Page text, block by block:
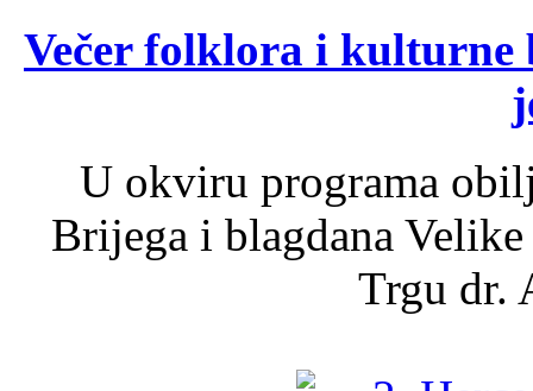
Večer folklora i kulturne
U okviru programa
Brijega i blagdana
Trgu dr.